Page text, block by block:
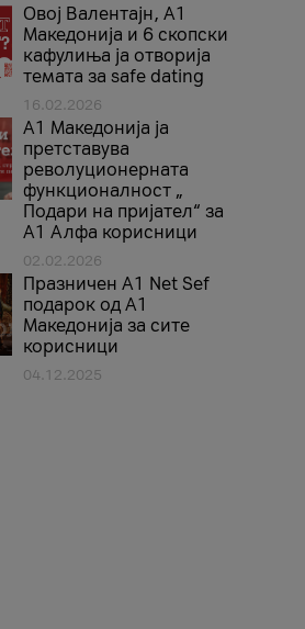
Овој Валентајн, A1
Македонија и 6 скопски
кафулиња ја отворија
темата за safe dating
16.02.2026
А1 Македонија ја
претставува
револуционерната
функционалност „
Подари на пријател“ за
А1 Алфа корисници
02.02.2026
Празничен A1 Net Sеf
подарок од А1
Македонија за сите
корисници
04.12.2025